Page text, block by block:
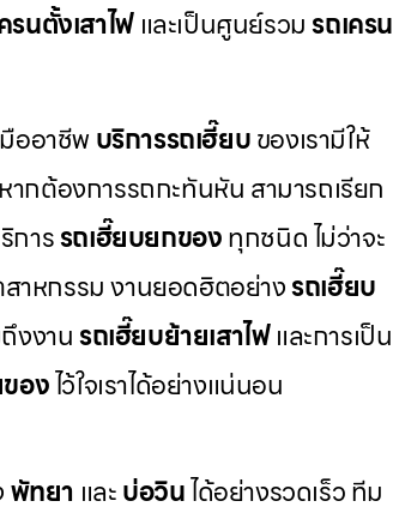
รนตั้งเสาไฟและเป็นศูนย์รวมรถเครน
ออาชีพบริการรถเฮี๊ยบของเรามีให้
กต้องการรถกะทันหัน สามารถเรียก
การรถเฮี๊ยบยกของทุกชนิด ไม่ว่าจะ
าหกรรม งานยอดฮิตอย่างรถเฮี๊ยบ
ถึงงานรถเฮี๊ยบย้ายเสาไฟและการเป็น
องไว้ใจเราได้อย่างแน่นอน
พัทยา และบ่อวินได้อย่างรวดเร็ว ทีม